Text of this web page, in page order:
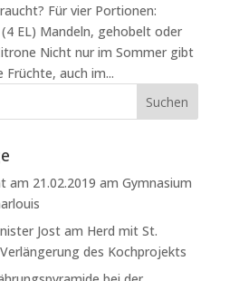
Für vier Portionen:
EL) Mandeln, gehobelt oder
Nicht nur im Sommer gibt
Früchte, auch im...
am 21.02.2019 am Gymnasium
Jost am Herd mit St.
des Kochprojekts